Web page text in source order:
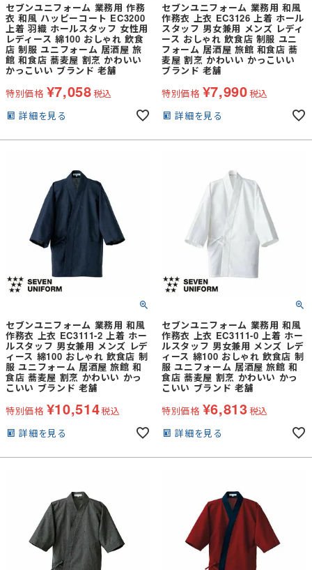
セブンユニフォーム 業務用 作務
衣 和風 ハッピーコート EC3200
上着 羽織 ホールスタッフ 女性用
レディース 綿100 おしゃれ 飲食
店 制服 ユニフォーム 居酒屋 旅
館 和食店 蕎麦屋 割烹 かわいい
かっこいい ブランド 老舗
特別価格 ¥7,058税込
詳細を見る
セブンユニフォーム 業務用 和風
作務衣 上衣 EC3126 上着 ホール
スタッフ 男女兼用 メンズ レディ
ース おしゃれ 飲食店 制服 ユニ
フォーム 居酒屋 旅館 和食店 蕎
麦屋 割烹 かわいい かっこいい
ブランド 老舗
特別価格 ¥7,990税込
詳細を見る
セブンユニフォーム 業務用 和風
作務衣 上衣 EC3111-2 上着 ホー
ルスタッフ 男女兼用 メンズ レデ
ィース 綿100 おしゃれ 飲食店 制
服 ユニフォーム 居酒屋 旅館 和
食店 蕎麦屋 割烹 かわいい かっ
こいい ブランド 老舗
特別価格 ¥10,514税込
詳細を見る
セブンユニフォーム 業務用 和風
作務衣 上衣 EC3111-0 上着 ホー
ルスタッフ 男女兼用 メンズ レデ
ィース 綿100 おしゃれ 飲食店 制
服 ユニフォーム 居酒屋 旅館 和
食店 蕎麦屋 割烹 かわいい かっ
こいい ブランド 老舗
特別価格 ¥6,813税込
詳細を見る